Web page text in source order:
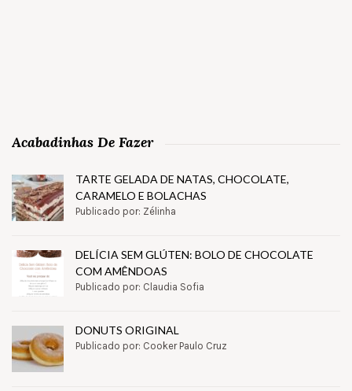
Acabadinhas De Fazer
TARTE GELADA DE NATAS, CHOCOLATE,
CARAMELO E BOLACHAS
Publicado por: Zélinha
DELÍCIA SEM GLÚTEN: BOLO DE CHOCOLATE
COM AMÊNDOAS
Publicado por: Claudia Sofia
DONUTS ORIGINAL
Publicado por: Cooker Paulo Cruz